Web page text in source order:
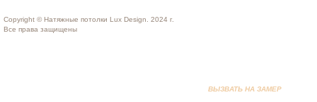
ВЫЗВАТЬ НА ЗАМЕР
Copyright © Натяжные потолки Lux Design. 2024 г.
Все права защищены